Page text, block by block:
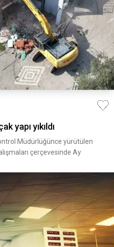
yapı yıkıldı
Müdürlüğünce yürütülen
çerçevesinde Ay